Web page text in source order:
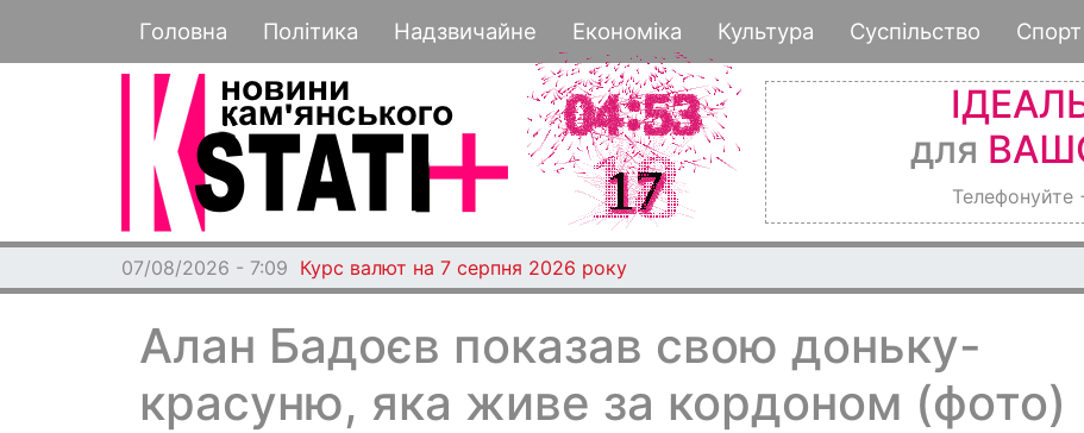
до
основного
Основная навигация
Головна Політика Надзвичайне Економіка Культура Суспільство Спорт
для
07/08/2026 - 7:04 Вчитель із Кам'янського став півфіналістом премії Global Teacher Prize Ukraine
Алан Бадоєв показав свою доньку-
красуню, яка живе за кордоном (фото)